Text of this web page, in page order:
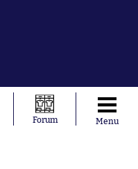
Forum Menu